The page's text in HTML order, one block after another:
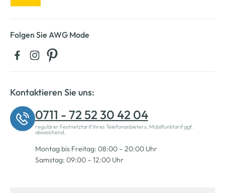
Folgen Sie AWG Mode
Kontaktieren Sie uns:
0711 - 72 52 30 42 04
regulärer Festnetztarif Ihres Telefonanbieters, Mobilfunktarif ggf.
abweichend.
Montag bis Freitag: 08:00 – 20:00 Uhr
Samstag: 09:00 – 12:00 Uhr